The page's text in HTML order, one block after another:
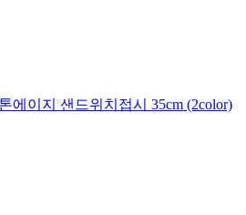
에이지 샌드위치접시 35cm (2color)